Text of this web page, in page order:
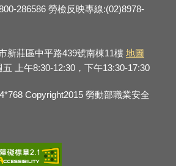
286586 勞檢反映專線:(02)8978-
新莊區中平路439號南棟11樓 地圖
上午8:30-12:30，下午13:30-17:30
Copyright2015 勞動部職業安全